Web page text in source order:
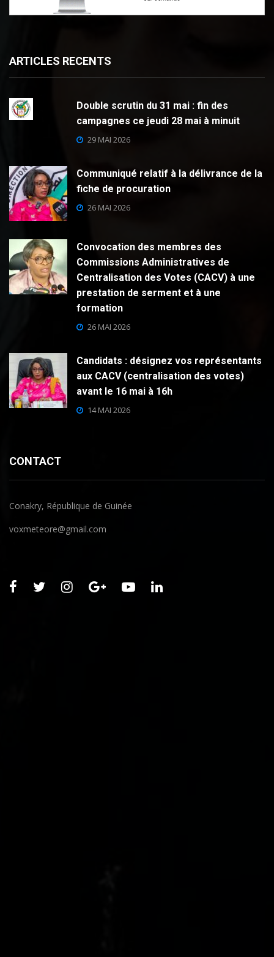
ARTICLES RECENTS
Double scrutin du 31 mai : fin des
campagnes ce jeudi 28 mai à minuit
29 MAI 2026
Communiqué relatif à la délivrance de la
fiche de procuration
26 MAI 2026
Convocation des membres des
Commissions Administratives de
Centralisation des Votes (CACV) à une
prestation de serment et à une
formation
26 MAI 2026
Candidats : désignez vos représentants
aux CACV (centralisation des votes)
avant le 16 mai à 16h
14 MAI 2026
CONTACT
Conakry, République de Guinée
voxmeteore@gmail.com